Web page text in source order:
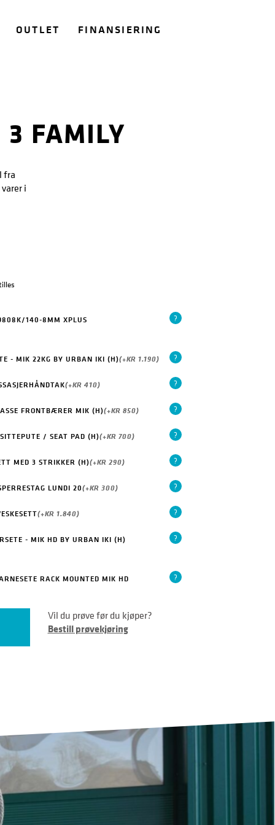
OUTLET FINANSIERING
3 FAMILY
fra
i
140-8MM XPLUS ?
- MIK 22KG BY URBAN IKI (H)(+KR 1.190) ?
(+KR 410) ?
FRONTBÆRER MIK (H)(+KR 850) ?
SITTEPUTE / SEAT PAD (H)(+KR 700) ?
MED 3 STRIKKER (H)(+KR 290) ?
LUNDI 20(+KR 300) ?
(+KR 1.840) ?
- MIK HD BY URBAN IKI (H) ?
RACK MOUNTED MIK HD ?
Vil du prøve før du kjøper?
Bestill prøvekjøring